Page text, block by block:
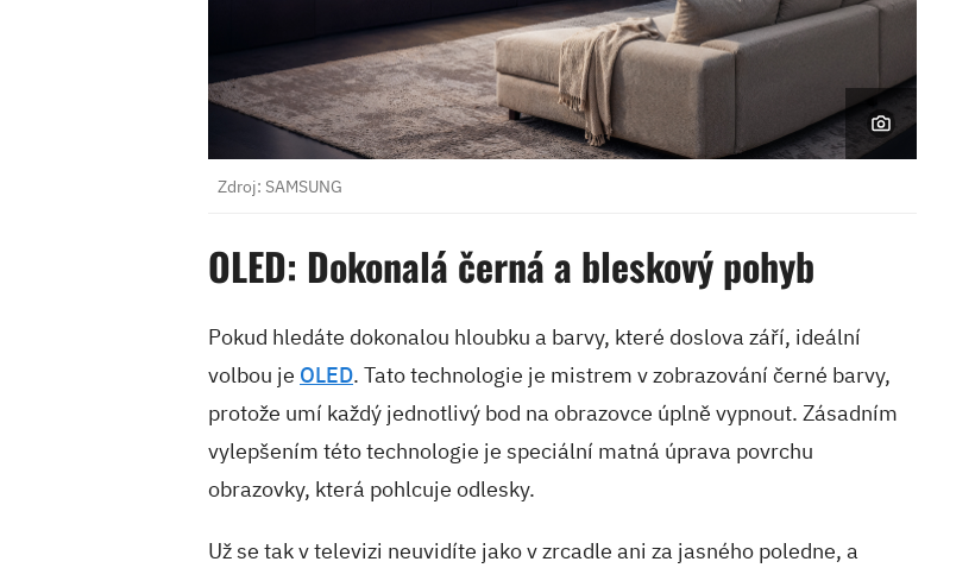
Zdroj: SAMSUNG
OLED: Dokonalá černá a bleskový pohyb
Pokud hledáte dokonalou hloubku a barvy, které doslova září, ideální
volbou je OLED. Tato technologie je mistrem v zobrazování černé barvy,
protože umí každý jednotlivý bod na obrazovce úplně vypnout. Zásadním
vylepšením této technologie je speciální matná úprava povrchu
obrazovky, která pohlcuje odlesky.
Už se tak v televizi neuvidíte jako v zrcadle ani za jasného poledne, a